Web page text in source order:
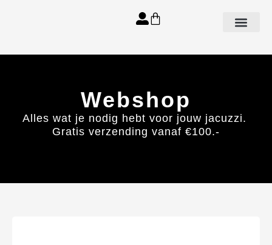
Webshop
Alles wat je nodig hebt voor jouw jacuzzi.
Gratis verzending vanaf €100.-